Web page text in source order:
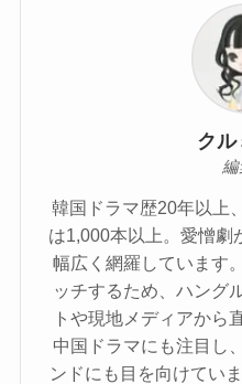
クル
韓国ドラマ歴20年以上
は1,000本以上。愛憎劇
幅広く網羅しています
ッチするため、ハング
トや現地メディアから
中国ドラマにも注目し
ンドにも目を向けてい